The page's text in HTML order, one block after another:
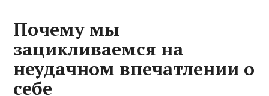
Почему мы
зацикливаемся на
неудачном впечатлении о
себе